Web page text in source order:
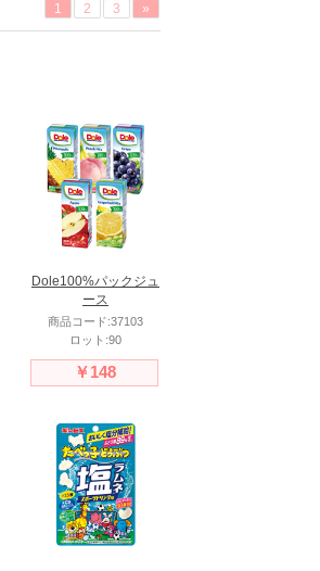
1 2 3 »
Dole100%パックジュ
ース
商品コード:37103
ロット:90
￥148